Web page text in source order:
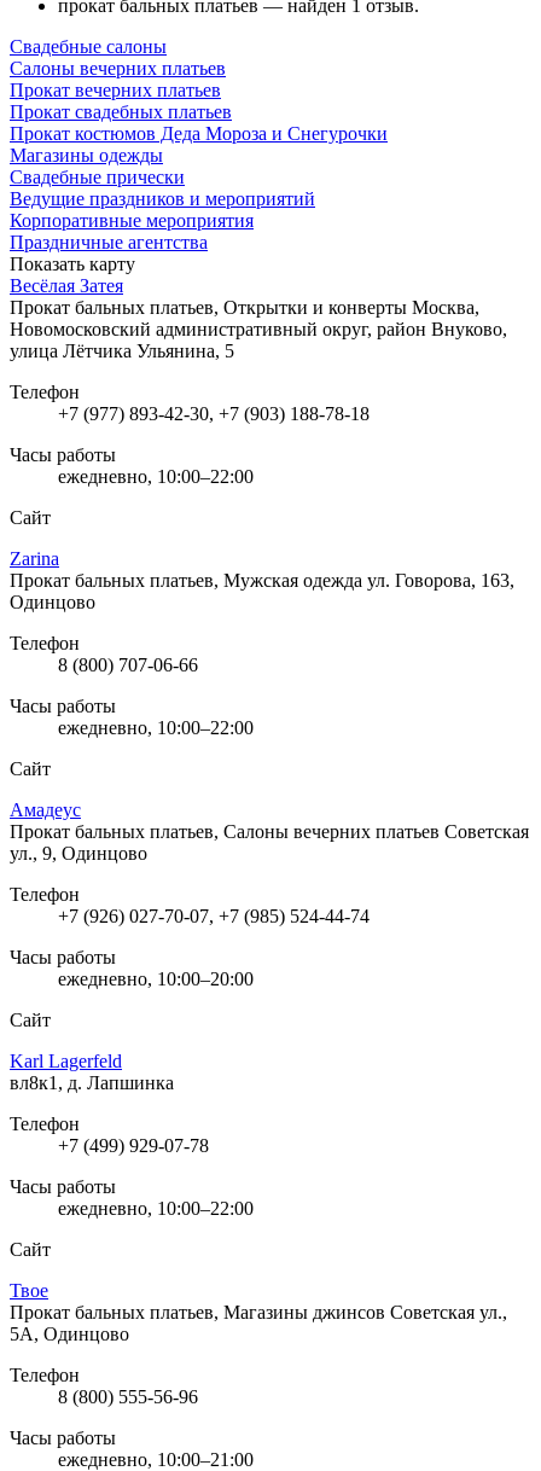
прокат бальных платьев — найден 1 отзыв.
Свадебные салоны
Салоны вечерних платьев
Прокат вечерних платьев
Прокат свадебных платьев
Прокат костюмов Деда Мороза и Снегурочки
Магазины одежды
Свадебные прически
Ведущие праздников и мероприятий
Корпоративные мероприятия
Праздничные агентства
Показать карту
Весёлая Затея
Прокат бальных платьев, Открытки и конверты Москва,
Новомосковский административный округ, район Внуково,
улица Лётчика Ульянина, 5
Телефон
+7 (977) 893-42-30, +7 (903) 188-78-18
Часы работы
ежедневно, 10:00–22:00
Сайт
Zarina
Прокат бальных платьев, Мужская одежда ул. Говорова, 163,
Одинцово
Телефон
8 (800) 707-06-66
Часы работы
ежедневно, 10:00–22:00
Сайт
Амадеус
Прокат бальных платьев, Салоны вечерних платьев Советская
ул., 9, Одинцово
Телефон
+7 (926) 027-70-07, +7 (985) 524-44-74
Часы работы
ежедневно, 10:00–20:00
Сайт
Karl Lagerfeld
вл8к1, д. Лапшинка
Телефон
+7 (499) 929-07-78
Часы работы
ежедневно, 10:00–22:00
Сайт
Твое
Прокат бальных платьев, Магазины джинсов Советская ул.,
5А, Одинцово
Телефон
8 (800) 555-56-96
Часы работы
ежедневно, 10:00–21:00